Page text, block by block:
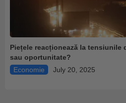
Piețele reacționează la
sau oportunitate?
Economie
July 20, 2025